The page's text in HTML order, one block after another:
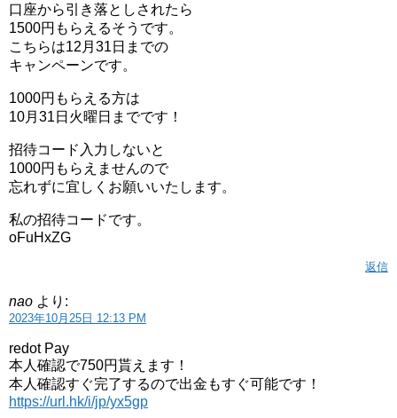
口座から引き落としされたら
1500円もらえるそうです。
こちらは12月31日までの
キャンペーンです。
1000円もらえる方は
10月31日火曜日までです！
招待コード入力しないと
1000円もらえませんので
忘れずに宜しくお願いいたします。
私の招待コードです。
oFuHxZG
返信
nao より:
2023年10月25日 12:13 PM
redot Pay
本人確認で750円貰えます！
本人確認すぐ完了するので出金もすぐ可能です！
https://url.hk/i/jp/yx5gp